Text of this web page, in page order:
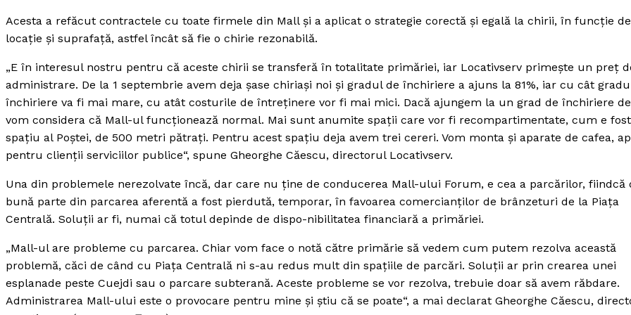
Acesta a refăcut contractele cu toate firmele din Mall şi a aplicat o strategie corectă şi egală la chirii, în funcţie de
locaţie şi suprafaţă, astfel încât să fie o chirie rezonabilă.
„E în interesul nostru pentru că aceste chirii se transferă în totalitate primăriei, iar Locativserv primeşte un preţ
administrare. De la 1 septembrie avem deja şase chiriaşi noi şi gradul de închiriere a ajuns la 81%, iar cu cât
închiriere va fi mai mare, cu atât costurile de întreţinere vor fi mai mici. Dacă ajungem la un grad de închiriere
vom considera că Mall-ul funcţionează normal. Mai sunt anumite spaţii care vor fi recompartimentate, cum e
spaţiu al Poştei, de 500 metri pătraţi. Pentru acest spaţiu deja avem trei cereri. Vom monta şi aparate de cafea,
pentru clienţii serviciilor publice“, spune Gheorghe Căescu, directorul Locativserv.
Una din problemele nerezolvate încă, dar care nu ţine de conducerea Mall-ului Forum, e cea a parcărilor, fiindcă
bună parte din parcarea aferentă a fost pierdută, temporar, în favoarea comercianţilor de brânzeturi de la Piaţa
Centrală. Soluţii ar fi, numai că totul depinde de dispo-nibilitatea financiară a primăriei.
„Mall-ul are probleme cu parcarea. Chiar vom face o notă către primărie să vedem cum putem rezolva această
problemă, căci de când cu Piaţa Centrală ni s-au redus mult din spaţiile de parcări. Soluţii ar prin crearea unei
esplanade peste Cuejdi sau o parcare subterană. Aceste probleme se vor rezolva, trebuie doar să avem răbdare.
Administrarea Mall-ului este o provocare pentru mine şi ştiu că se poate“, a mai declarat Gheorghe Căescu,